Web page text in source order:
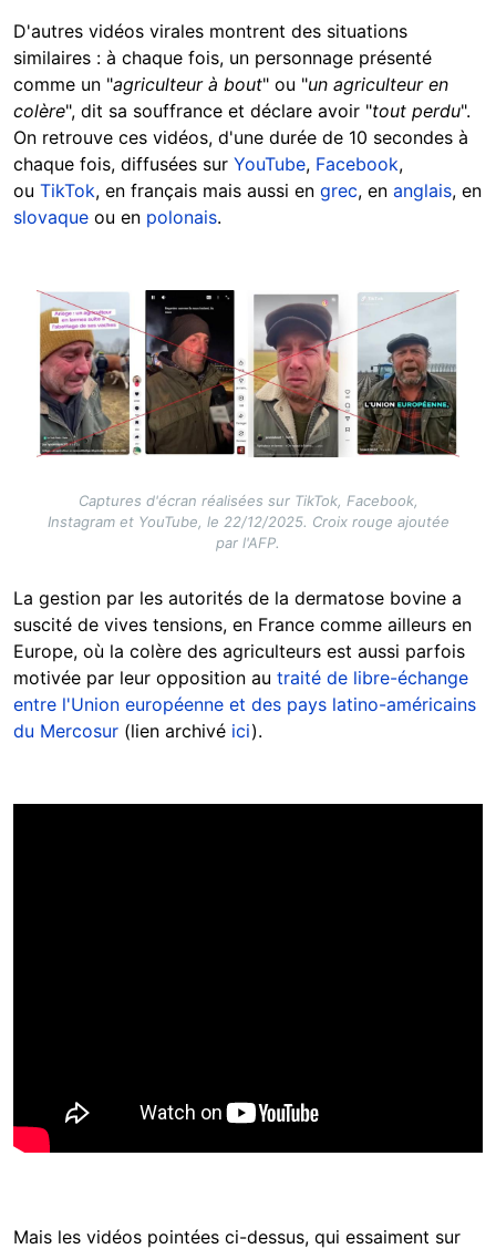
D'autres vidéos virales montrent des situations
similaires : à chaque fois, un personnage présenté
comme un "agriculteur à bout" ou "un agriculteur en
colère", dit sa souffrance et déclare avoir "tout perdu".
On retrouve ces vidéos, d'une durée de 10 secondes à
chaque fois, diffusées sur YouTube, Facebook,
ou TikTok, en français mais aussi en grec, en anglais, en
slovaque ou en polonais.
Image
Captures d'écran réalisées sur TikTok, Facebook,
Instagram et YouTube, le 22/12/2025. Croix rouge ajoutée
par l'AFP.
La gestion par les autorités de la dermatose bovine a
suscité de vives tensions, en France comme ailleurs en
Europe, où la colère des agriculteurs est aussi parfois
motivée par leur opposition au traité de libre-échange
entre l'Union européenne et des pays latino-américains
du Mercosur (lien archivé ici).
Mais les vidéos pointées ci-dessus, qui essaiment sur